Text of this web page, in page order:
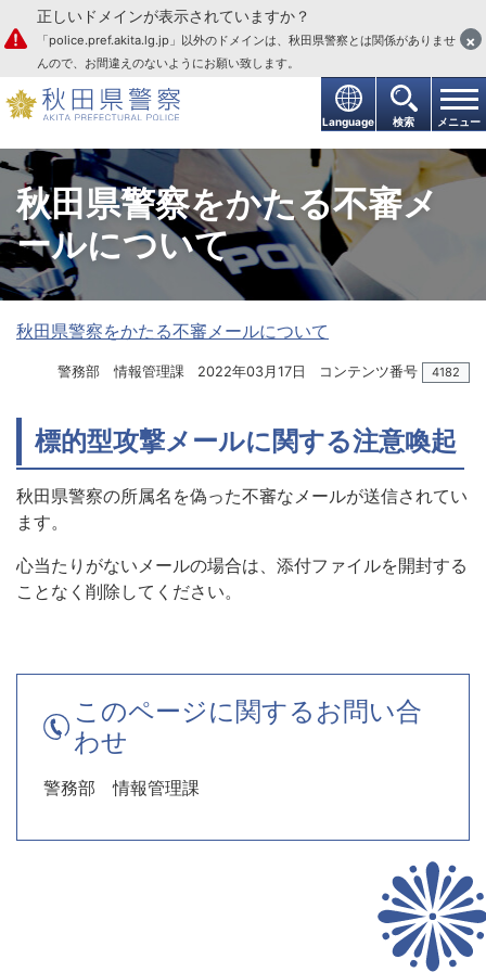
本文へ
Language 検索 メニュー
正しいドメインが表示されていますか？
「police.pref.akita.lg.jp」以外のドメインは、秋田県警察とは関係がありませ
んので、お間違えのないようにお願い致します。
×
秋田県警察をかたる不審メ
ールについて
秋田県警察をかたる不審メールについて
警務部 情報管理課 2022年03月17日 コンテンツ番号 4182
標的型攻撃メールに関する注意喚起
秋田県警察の所属名を偽った不審なメールが送信されてい
ます。
心当たりがないメールの場合は、添付ファイルを開封する
ことなく削除してください。
このページに関するお問い合
わせ
警務部 情報管理課